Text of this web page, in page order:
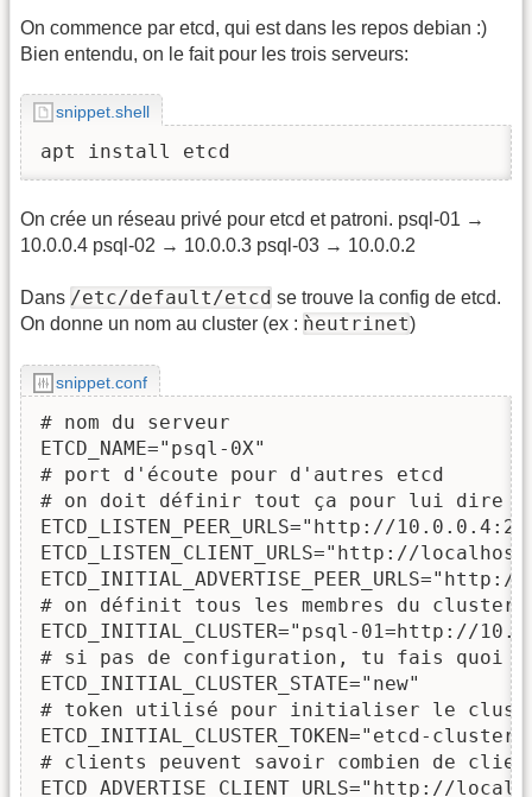
On commence par etcd, qui est dans les repos debian :)
Bien entendu, on le fait pour les trois serveurs:
snippet.shell
apt install etcd
On crée un réseau privé pour etcd et patroni. psql-01 →
10.0.0.4 psql-02 → 10.0.0.3 psql-03 → 10.0.0.2
Dans /etc/default/etcd se trouve la config de etcd.
On donne un nom au cluster (ex : ǹeutrinet)
snippet.conf
# nom du serveur
ETCD_NAME="psql-0X"
# port d'écoute pour d'autres etcd
# on doit définir tout ça pour lui dire
ETCD_LISTEN_PEER_URLS="http://
ETCD_LISTEN_CLIENT_URLS="http://
# on définit tous les membres du cluster
ETCD_INITIAL_CLUSTER="psql-
# si pas de configuration, tu fais quoi ?
ETCD_INITIAL_CLUSTER_STATE="new"
# token utilisé pour initialiser le
ETCD_INITIAL_CLUSTER_TOKEN="etcd-cluster"
# clients peuvent savoir combien de
ETCD_ADVERTISE_CLIENT_URLS="http://